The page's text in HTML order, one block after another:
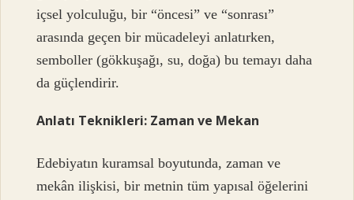
içsel yolculuğu, bir “öncesi” ve “sonrası”
arasında geçen bir mücadeleyi anlatırken,
semboller (gökkuşağı, su, doğa) bu temayı daha
da güçlendirir.
Anlatı Teknikleri: Zaman ve Mekan
Edebiyatın kuramsal boyutunda, zaman ve
mekân ilişkisi, bir metnin tüm yapısal öğelerini